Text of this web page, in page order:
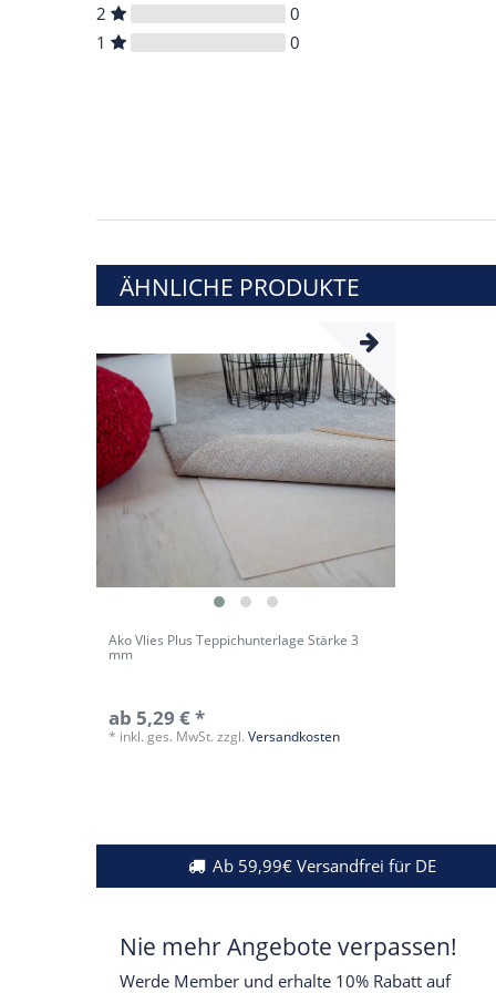
2
0
1
0
ÄHNLICHE PRODUKTE
Ako Vlies Plus Teppichunterlage Stärke 3
mm
ab 5,29 € *
* inkl. ges. MwSt. zzgl.Versandkosten
Ab 59,99€ Versandfrei für DE
Nie mehr Angebote verpassen!
Werde Member und erhalte 10% Rabatt auf